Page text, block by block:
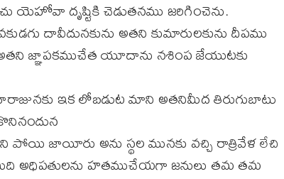
యెహోవా దృష్టికి చెడుతనము జరిగించెను.
దావీదునకును అతని కుమారులకును దీపము
జ్ఞాపకముచేత యూదాను నశింప జేయుటకు
ఇక లోబడుట మాని అతనిమీద తిరుగుబాటు
జాయీరు అను స్థల మునకు వచ్చి రాత్రివేళ లేచి
అధిపతులను హతముచేయగా జనులు తమ తమ